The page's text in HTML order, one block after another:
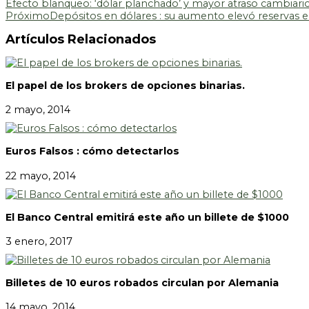
Efecto blanqueo: ‘dólar planchado’ y mayor atraso
PróximoDepósitos en dólares : su aumento elevó reservas
Artículos Relacionados
El papel de los brokers de opciones binarias.
2 mayo, 2014
Euros Falsos : cómo detectarlos
22 mayo, 2014
El Banco Central emitirá este año un billete de $1000
3 enero, 2017
Billetes de 10 euros robados circulan por Alemania